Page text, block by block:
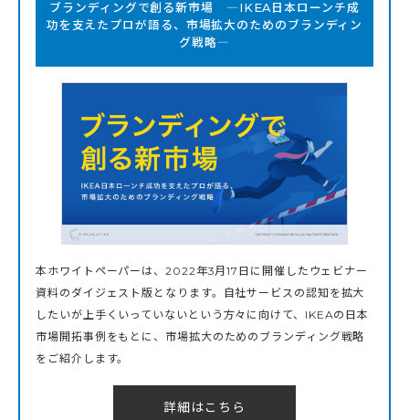
ブランディングで創る新市場 ―IKEA日本ローンチ成
功を支えたプロが語る、市場拡大のためのブランディン
グ戦略―
本ホワイトペーパーは、2022年3月17日に開催したウェビナー
資料のダイジェスト版となります。自社サービスの認知を拡大
したいが上手くいっていないという方々に向けて、IKEAの日本
市場開拓事例をもとに、市場拡大のためのブランディング戦略
をご紹介します。
詳細はこちら